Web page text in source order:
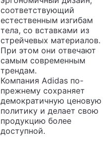
соответствующий
естественным изгибам
тела, со вставками из
стрейчевых материалов.
При этом они отвечают
самым современным
трендам.
Компания Adidas по-
прежнему сохраняет
демократичную ценовую
политику и делает свою
продукцию более
доступной.